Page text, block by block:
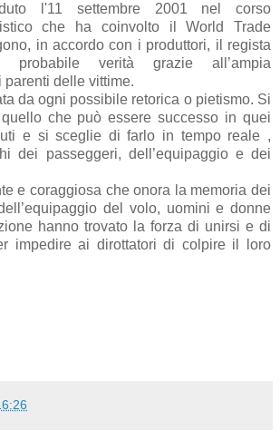
l'11 settembre 2001 nel corso
che ha coinvolto il World Trade
in accordo con i produttori, il regista
probabile verità grazie all’ampia
delle vittime.
da ogni possibile retorica o pietismo. Si
che può essere successo in quei
e si sceglie di farlo in tempo reale ,
dei passeggeri, dell’equipaggio e dei
e coraggiosa che onora la memoria dei
del volo, uomini e donne
hanno trovato la forza di unirsi e di
impedire ai dirottatori di colpire il loro